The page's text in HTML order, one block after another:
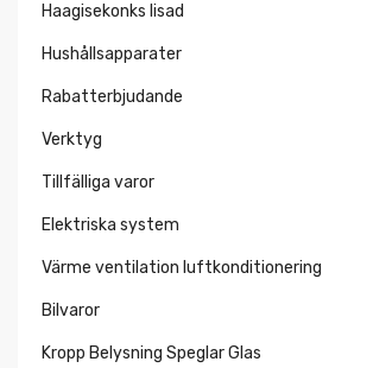
Haagisekonks lisad
Hushållsapparater
Rabatterbjudande
Verktyg
Tillfälliga varor
Elektriska system
Värme ventilation luftkonditionering
Bilvaror
Kropp Belysning Speglar Glas